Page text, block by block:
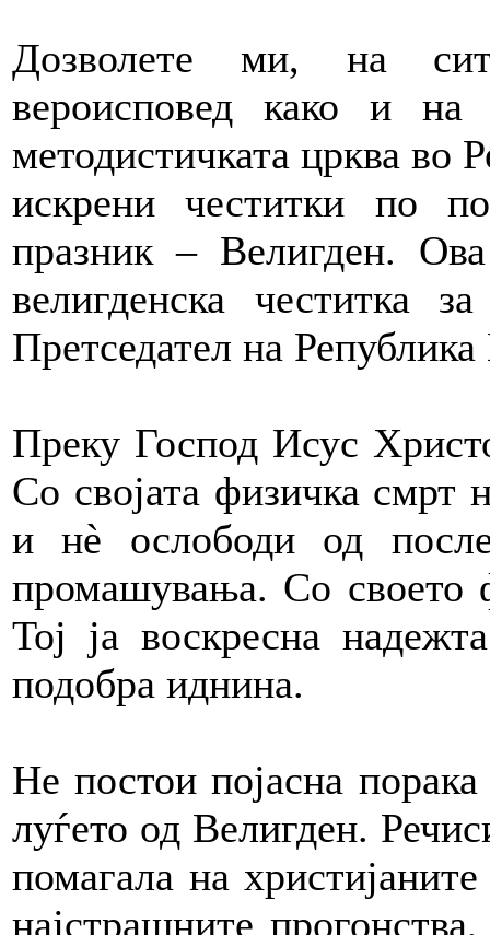
Дозволете ми, на
вероисповед како и на
методистичката црква во
искрени честитки по
празник – Велигден.
велигденска честитка
Претседател на
Преку Господ Исус
Со својата физичка смрт
и нè ослободи од
промашувања. Со своето
Тој ја воскресна
подобра иднина.
Не постои појасна
луѓето од Велигден.
помагала на
најстрашните